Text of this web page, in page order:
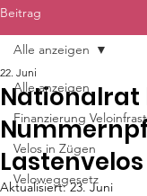
Beitrag
Alle anzeigen
Finanzierung
Velos in Zügen
Veloweggesetz
Alle anzeigen
Nationalrat
Lastenvelos
22. Juni
Aktualisiert:23. Juni